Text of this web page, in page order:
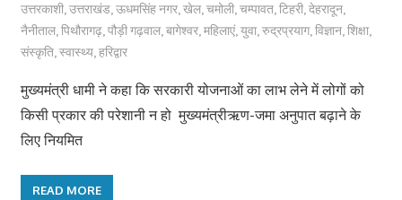
उत्तरकाशी,उत्तराखंड,ऊधमसिंह नगर,खेल,चमोली,चम्पावत,टिहरी,देहरादून,
नैनीताल,पिथौरागढ़,पौड़ी गढ़वाल,बागेश्वर,महिलाएं,युवा,रुद्रप्रयाग,विज्ञान,शिक्षा,
संस्कृति,स्वास्थ्य,हरिद्वार
मुख्यमंत्री धामी ने कहा कि सरकारी योजनाओं का लाभ लेने में लोगों को
किसी प्रकार की परेशानी न हो मुख्यमंत्रीऋण-जमा अनुपात बढ़ाने के
लिए नियमित
READ MORE